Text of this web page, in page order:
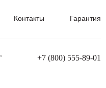
Контакты Гарантия
+7 (800) 555-89-01